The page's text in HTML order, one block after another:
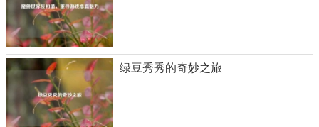
绿豆秀秀的奇妙之旅